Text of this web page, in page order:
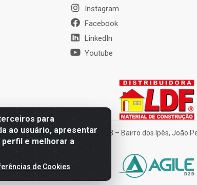
para
ao usuário, apresentar
perfil e melhorar a
de Cookies
Instagram
Facebook
LinkedIn
Youtube
Presidente Tancredo Neves, 203 – Bairro dos Ipês, João